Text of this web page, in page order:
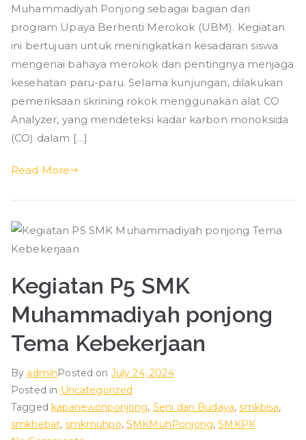
P
o
nj
g
1:
Program
UBM
untuk
Merokok
Muhammadiyah Ponjong sebagai bagian dari
program Upaya Berhenti Merokok (UBM). Kegiatan
ini bertujuan untuk meningkatkan kesadaran siswa
mengenai bahaya merokok dan pentingnya menjaga
kesehatan paru-paru. Selama kunjungan, dilakukan
pemeriksaan skrining rokok menggunakan alat CO
Analyzer, yang mendeteksi kadar karbon monoksida
(CO) dalam […]
Read More
Kegiatan P5 SMK
Muhammadiyah ponjong
Tema Kebekerjaan
By adminPosted on July 24, 2024
Posted in Uncategorized
Tagged kapanewonponjong, Seni dan Budaya,smkbisa,
smkhebat, smkmuhpo,SMKMuhPonjong,SMKPK